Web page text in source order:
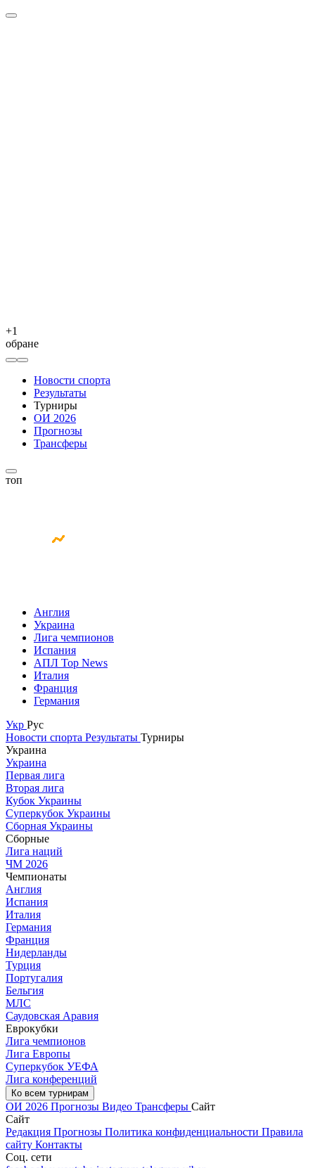
+1
обране
Новости спорта
Результаты
Турниры
ОИ 2026
Прогнозы
Трансферы
топ
Англия
Украина
Лига чемпионов
Испания
АПЛ Top News
Италия
Франция
Германия
Укр Рус
Новости спорта Результаты Турниры
Украина
Украина
Первая лига
Вторая лига
Кубок Украины
Суперкубок Украины
Сборная Украины
Сборные
Лига наций
ЧМ 2026
Чемпионаты
Англия
Испания
Италия
Германия
Франция
Нидерланды
Турция
Португалия
Бельгия
МЛС
Саудовская Аравия
Еврокубки
Лига чемпионов
Лига Европы
Суперкубок УЕФА
Лига конференций
Ко всем турнирам
ОИ 2026 Прогнозы Видео Трансферы Сайт
Сайт
Редакция Прогнозы Политика конфиденциальности Правила
сайту Контакты
Соц. сети